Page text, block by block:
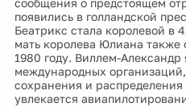
сообщения о предстоящем
появились в голландской
Беатрикс стала королевой в
мать королева Юлиана также
1980 году. Виллем-Александр
международных
сохранения и
увлекается